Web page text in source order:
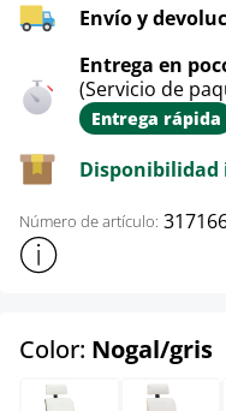
Envío y
Entrega en
(Servicio de
Entrega rápida
Disponibilidad
Número de artículo:
Mostrar más información
Color: Nogal/gris